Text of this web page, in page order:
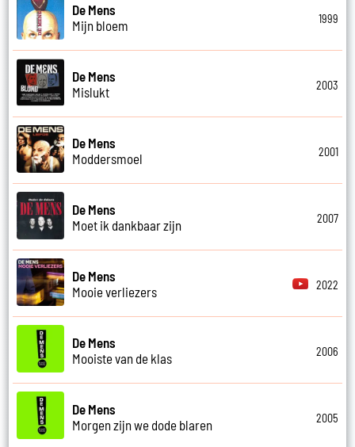
De Mens
Mijn bloem
1999
De Mens
Mislukt
2003
De Mens
Moddersmoel
2001
De Mens
Moet ik dankbaar zijn
2007
De Mens
Mooie verliezers
2022
De Mens
Mooiste van de klas
2006
De Mens
Morgen zijn we dode blaren
2005